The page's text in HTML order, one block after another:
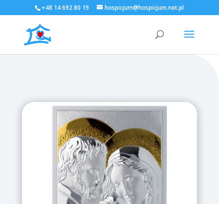
+48 14 692 80 19 hospicjum@hospicjum.net.pl